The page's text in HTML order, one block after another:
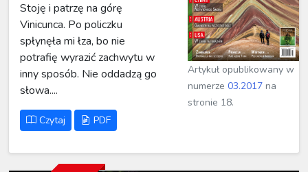
Stoję i patrzę na górę
Vinicunca. Po policzku
spłynęła mi łza, bo nie
potrafię wyrazić zachwytu w
inny sposób. Nie oddadzą go
słowa....
Czytaj PDF
Artykuł opublikowany w
numerze03.2017 na
stronie 18.